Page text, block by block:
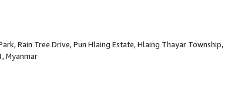
Rain Tree Drive, Pun Hlaing Estate, Hlaing Thayar Township,
Myanmar